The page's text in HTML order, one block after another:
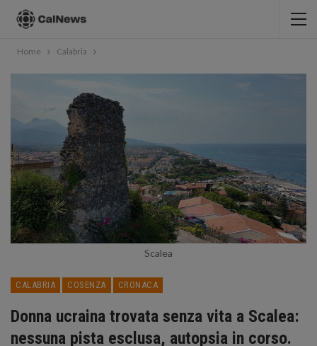
Home Calabria
Scalea
CALABRIA COSENZA CRONACA
Donna ucraina trovata senza vita a Scalea:
nessuna pista esclusa, autopsia in corso.